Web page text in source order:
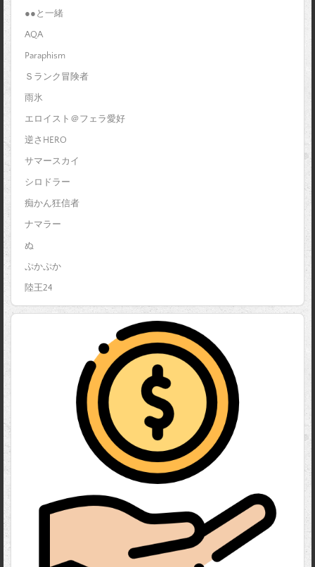
●●と一緒
AQA
Paraphism
Ｓランク冒険者
雨氷
エロイスト＠フェラ愛好
逆さHERO
サマースカイ
シロドラー
痴かん狂信者
ナマラー
ぬ
ぷかぷか
陸王24